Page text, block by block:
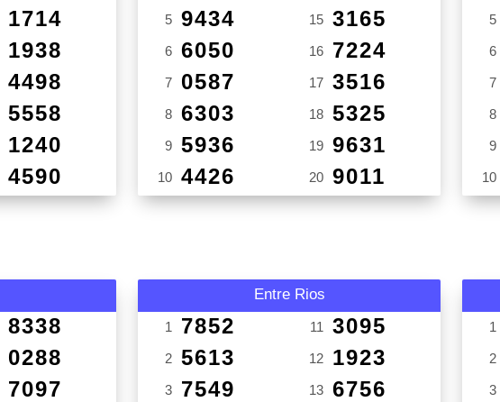
1714
1938
4498
5558
1240
4590
5 9434
6 6050
7 0587
8 6303
9 5936
10 4426
15 3165
16 7224
17 3516
18 5325
19 9631
20 9011
5
6
7
8
9
10
8338
0288
7097
Entre Rios
1 7852
2 5613
3 7549
11 3095
12 1923
13 6756
1
2
3